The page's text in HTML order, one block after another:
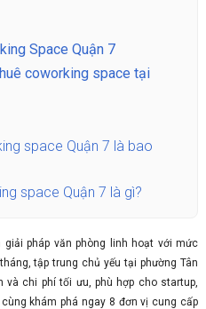
Space Quận 7
coworking space tại
space Quận 7 là bao
space Quận 7 là gì?
giải pháp văn phòng linh hoạt với mức
tập trung chủ yếu tại phường Tân
và chi phí tối ưu, phù hợp cho startup,
khám phá ngay 8 đơn vị cung cấp